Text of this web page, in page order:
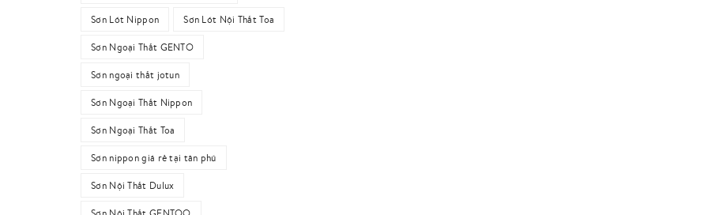
Sơn Lót Nippon Sơn Lót Nội Thất Toa
Sơn Ngoại Thất GENTO
Sơn ngoại thất jotun
Sơn Ngoại Thất Nippon
Sơn Ngoại Thất Toa
Sơn nippon giá rẻ tại tân phú
Sơn Nội Thất Dulux